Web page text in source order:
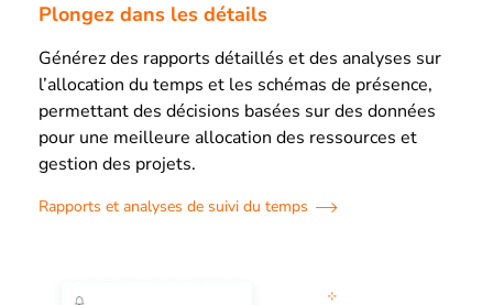
Plongez dans les détails
Générez des rapports détaillés et des analyses sur
l’allocation du temps et les schémas de présence,
permettant des décisions basées sur des données
pour une meilleure allocation des ressources et
gestion des projets.
Rapports et analyses de suivi du temps